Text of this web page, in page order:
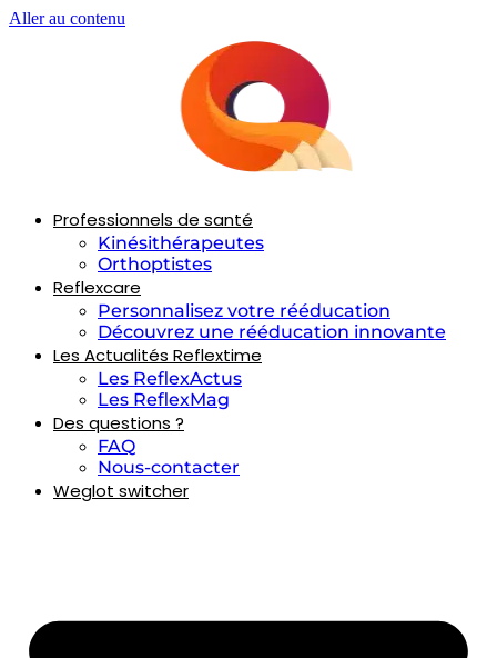
Aller au contenu
Professionnels de santé
Kinésithérapeutes
Orthoptistes
Reflexcare
Personnalisez votre rééducation
Découvrez une rééducation innovante
Les Actualités Reflextime
Les ReflexActus
Les ReflexMag
Des questions ?
FAQ
Nous-contacter
Weglot switcher